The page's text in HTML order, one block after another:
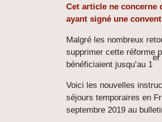
Cet article ne concerne
ayant signé une
Malgré les nombreux
supprimer cette réforme
bénéficiaient jusqu’au 1
Voici les nouvelles
séjours temporaires en
septembre 2019 au